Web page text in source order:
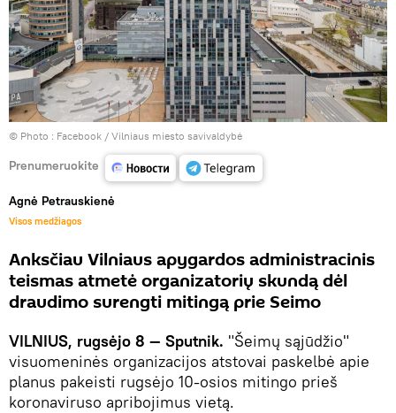
© Photo : Facebook / Vilniaus miesto savivaldybė
Prenumeruokite
Agnė Petrauskienė
Visos medžiagos
Anksčiau Vilniaus apygardos administracinis
teismas atmetė organizatorių skundą dėl
draudimo surengti mitingą prie Seimo
VILNIUS, rugsėjo 8 — Sputnik. "Šeimų sąjūdžio"
visuomeninės organizacijos atstovai paskelbė apie
planus pakeisti rugsėjo 10-osios mitingo prieš
koronaviruso apribojimus vietą.